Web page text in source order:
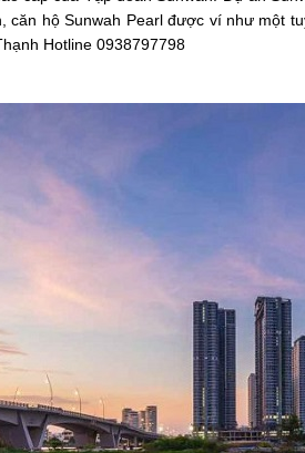
căn hộ Sunwah Pearl được ví như một
Hotline 0938797798